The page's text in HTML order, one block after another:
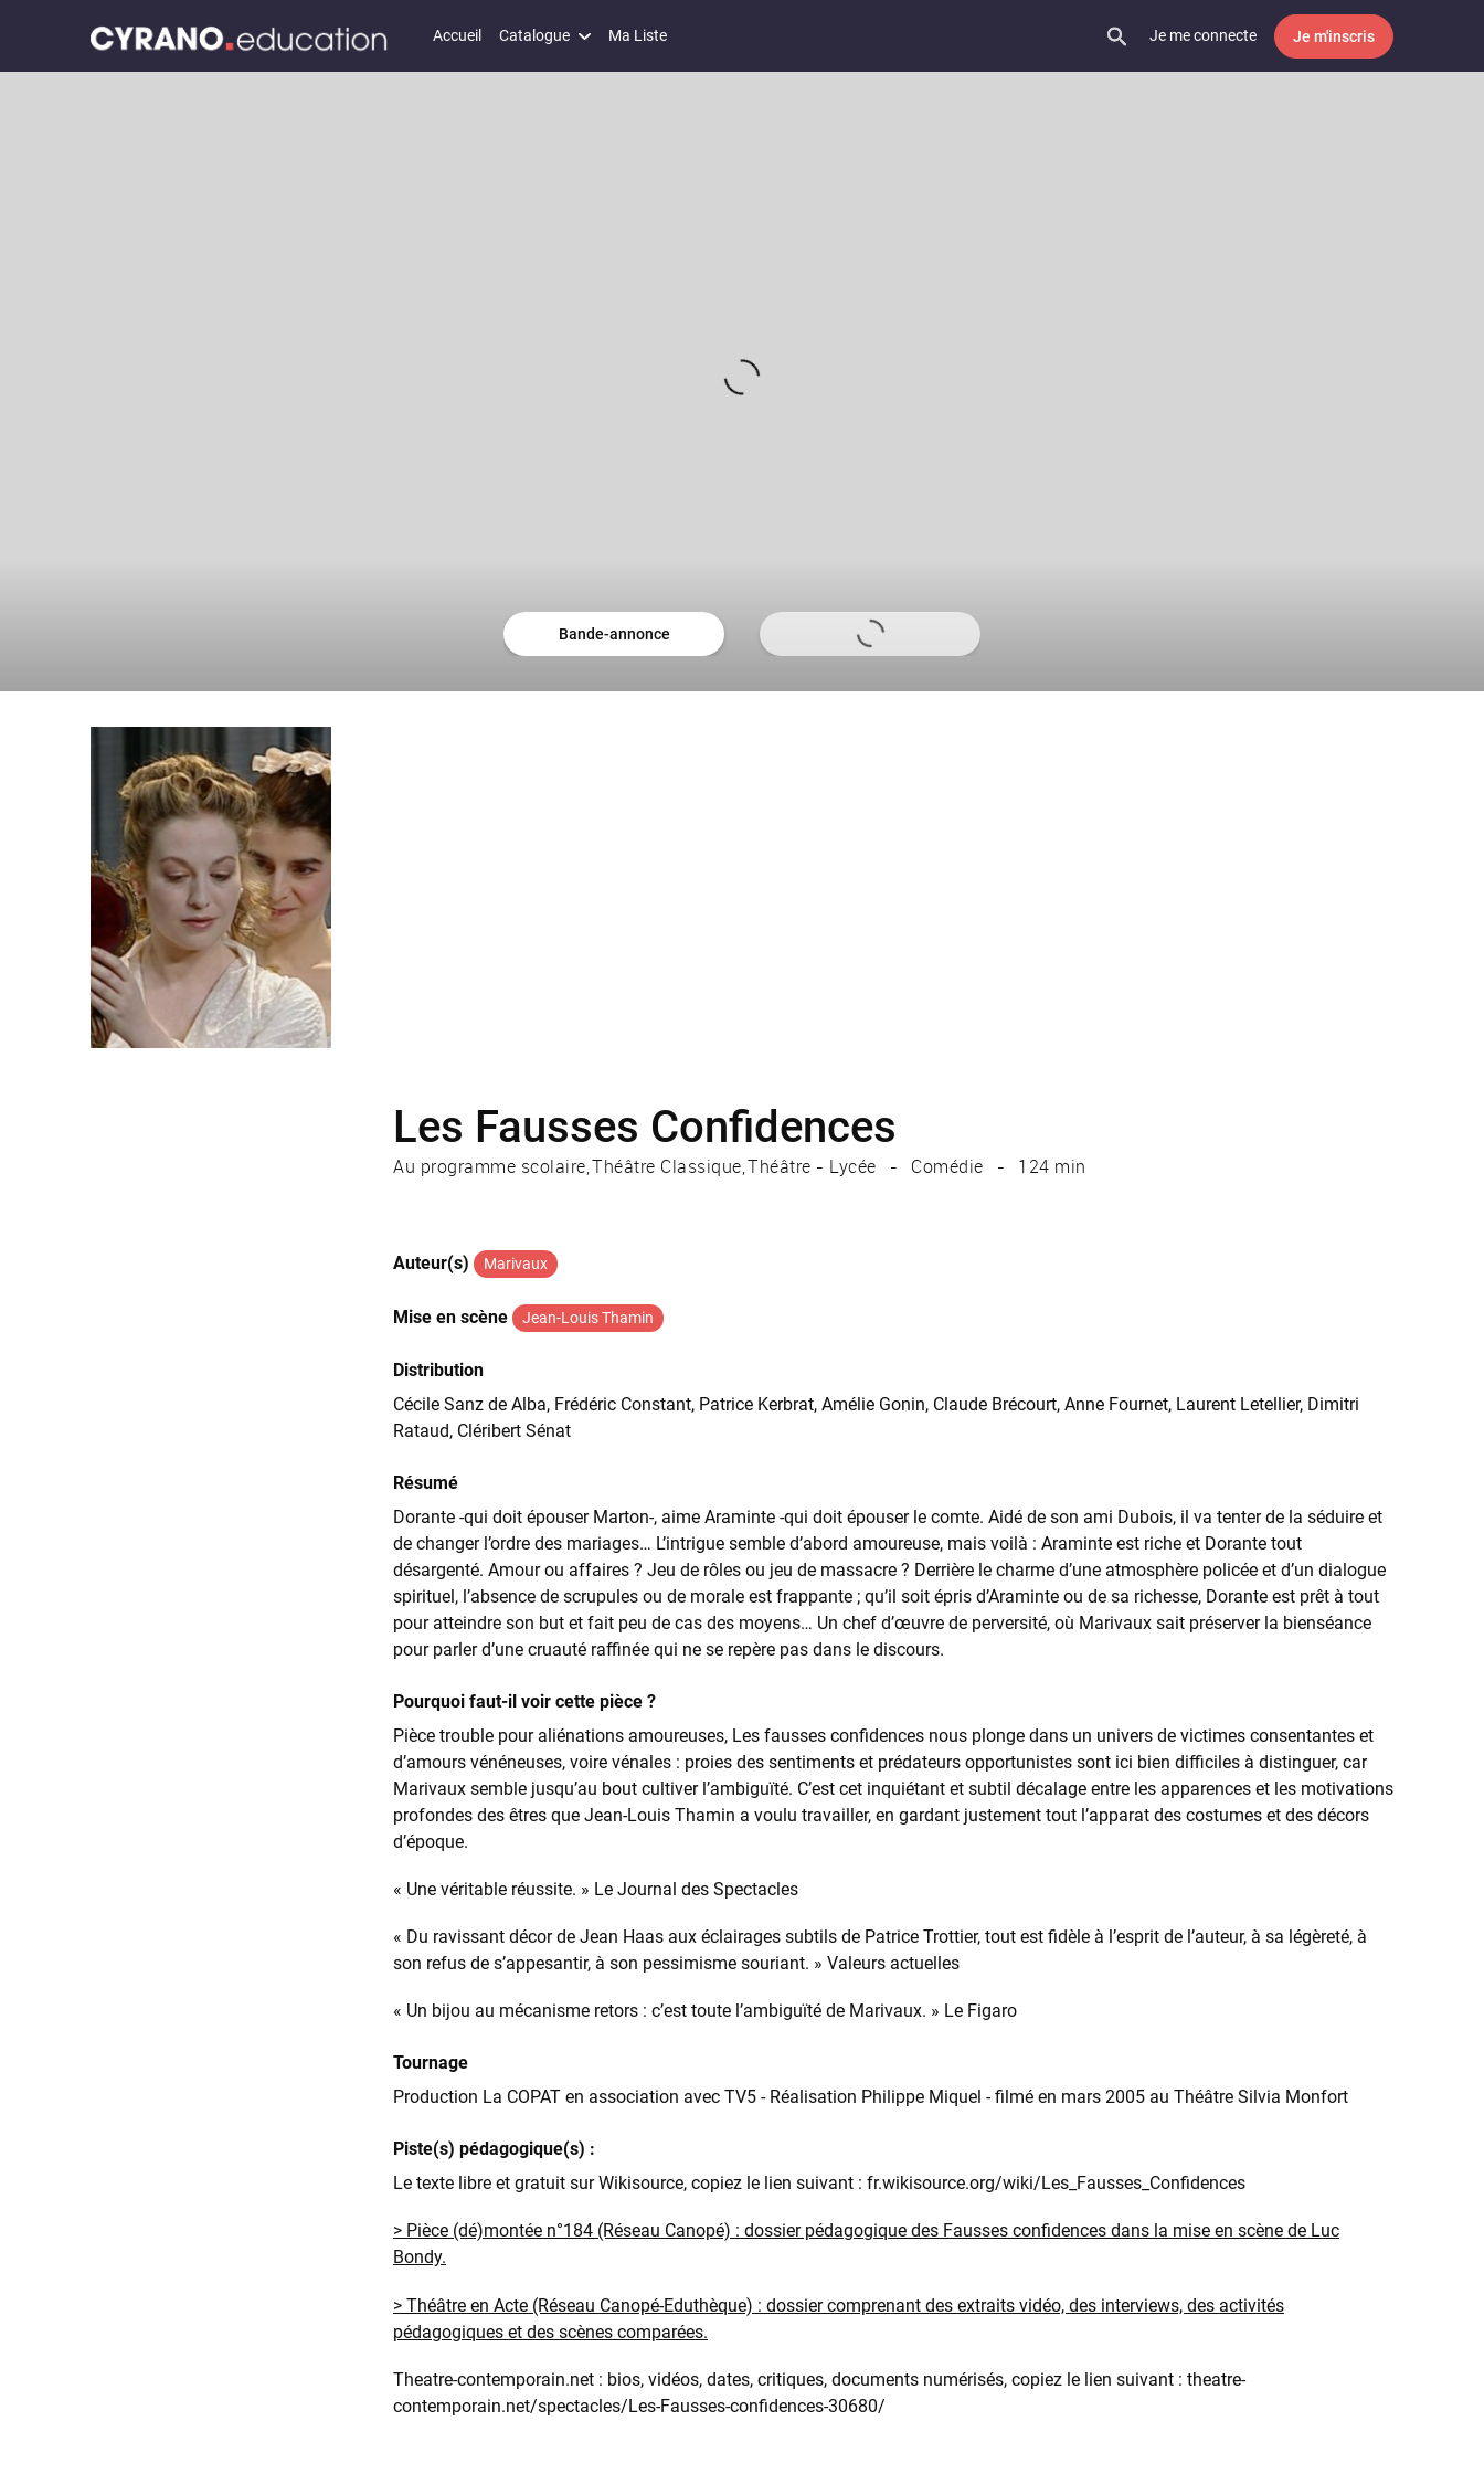
Accueil Catalogue Ma Liste Je me connecte Je m'inscris
Bande-annonce
Les Fausses Confidences
Au programme scolaire Théâtre Classique Théâtre - Lycée Comédie 124 min
Auteur(s) Marivaux
Mise en scène Jean-Louis Thamin
Distribution
Cécile Sanz de Alba, Frédéric Constant, Patrice Kerbrat, Amélie Gonin, Claude Brécourt, Anne Fournet, Laurent Letellier, Dimitri
Rataud, Cléribert Sénat
Résumé
Dorante -qui doit épouser Marton-, aime Araminte -qui doit épouser le comte. Aidé de son ami Dubois, il va tenter de la séduire et
de changer l’ordre des mariages… L’intrigue semble d’abord amoureuse, mais voilà : Araminte est riche et Dorante tout
désargenté. Amour ou affaires ? Jeu de rôles ou jeu de massacre ? Derrière le charme d’une atmosphère policée et d’un dialogue
spirituel, l’absence de scrupules ou de morale est frappante ; qu’il soit épris d’Araminte ou de sa richesse, Dorante est prêt à tout
pour atteindre son but et fait peu de cas des moyens… Un chef d’œuvre de perversité, où Marivaux sait préserver la bienséance
pour parler d’une cruauté raffinée qui ne se repère pas dans le discours.
Pourquoi faut-il voir cette pièce ?
Pièce trouble pour aliénations amoureuses, Les fausses confidences nous plonge dans un univers de victimes consentantes et
d’amours vénéneuses, voire vénales : proies des sentiments et prédateurs opportunistes sont ici bien difficiles à distinguer, car
Marivaux semble jusqu’au bout cultiver l’ambiguïté. C’est cet inquiétant et subtil décalage entre les apparences et les motivations
profondes des êtres que Jean-Louis Thamin a voulu travailler, en gardant justement tout l’apparat des costumes et des décors
d’époque.
« Une véritable réussite. » Le Journal des Spectacles
« Du ravissant décor de Jean Haas aux éclairages subtils de Patrice Trottier, tout est fidèle à l’esprit de l’auteur, à sa légèreté, à
son refus de s’appesantir, à son pessimisme souriant. » Valeurs actuelles
« Un bijou au mécanisme retors : c’est toute l’ambiguïté de Marivaux. » Le Figaro
Tournage
Production La COPAT en association avec TV5 - Réalisation Philippe Miquel - filmé en mars 2005 au Théâtre Silvia Monfort
Piste(s) pédagogique(s) :
Le texte libre et gratuit sur Wikisource, copiez le lien suivant : fr.wikisource.org/wiki/Les_Fausses_Confidences
> Pièce (dé)montée n°184 (Réseau Canopé) : dossier pédagogique des Fausses confidences dans la mise en scène de Luc
Bondy.
> Théâtre en Acte (Réseau Canopé-Eduthèque) : dossier comprenant des extraits vidéo, des interviews, des activités
pédagogiques et des scènes comparées.
Theatre-contemporain.net : bios, vidéos, dates, critiques, documents numérisés, copiez le lien suivant : theatre-
contemporain.net/spectacles/Les-Fausses-confidences-30680/